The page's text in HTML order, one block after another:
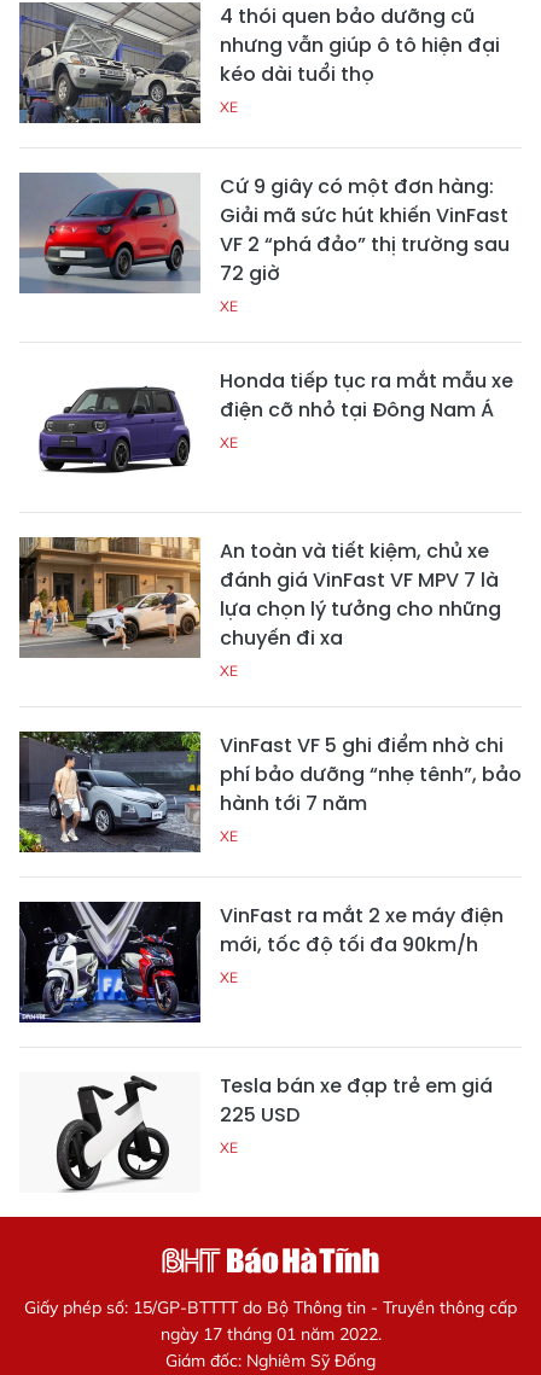
4 thói quen bảo dưỡng cũ
nhưng vẫn giúp ô tô hiện đại
kéo dài tuổi thọ
XE
Cứ 9 giây có một đơn hàng:
Giải mã sức hút khiến VinFast
VF 2 “phá đảo” thị trường sau
72 giờ
XE
Honda tiếp tục ra mắt mẫu xe
điện cỡ nhỏ tại Đông Nam Á
XE
An toàn và tiết kiệm, chủ xe
đánh giá VinFast VF MPV 7 là
lựa chọn lý tưởng cho những
chuyến đi xa
XE
VinFast VF 5 ghi điểm nhờ chi
phí bảo dưỡng “nhẹ tênh”, bảo
hành tới 7 năm
XE
VinFast ra mắt 2 xe máy điện
mới, tốc độ tối đa 90km/h
XE
Tesla bán xe đạp trẻ em giá
225 USD
XE
Giấy phép số: 15/GP-BTTTT do Bộ Thông tin - Truyền thông cấp
ngày 17 tháng 01 năm 2022.
Giám đốc: Nghiêm Sỹ Đống